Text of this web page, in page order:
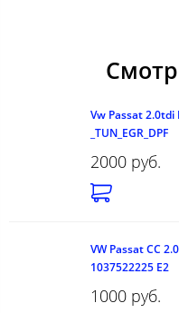
Vw Passat 2.0tdi
_TUN_EGR_DPF
2000 руб.
VW Passat CC
1037522225 E2
1000 руб.